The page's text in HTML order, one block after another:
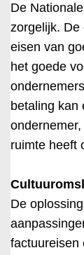
De
zorgelijk. De
eisen van
het goede
betaling kan
ruimte heeft
De
factuureisen